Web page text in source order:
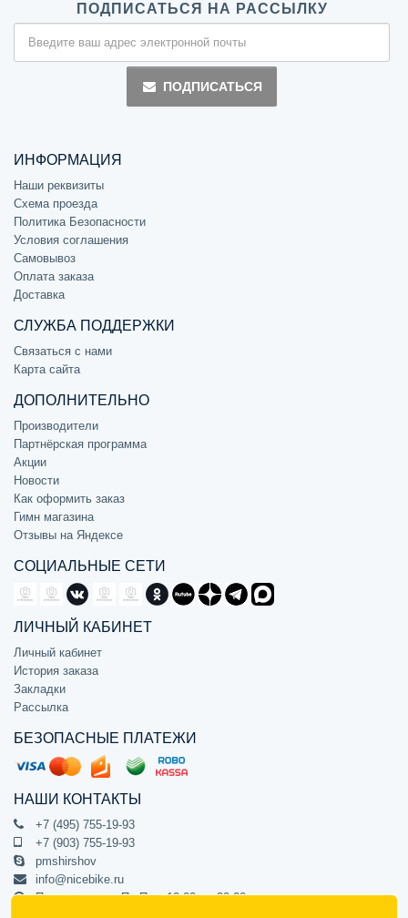
ПОДПИСАТЬСЯ НА РАССЫЛКУ
ПОДПИСАТЬСЯ
ИНФОРМАЦИЯ
Наши реквизиты
Схема проезда
Политика Безопасности
Условия соглашения
Самовывоз
Оплата заказа
Доставка
СЛУЖБА ПОДДЕРЖКИ
Связаться с нами
Карта сайта
ДОПОЛНИТЕЛЬНО
Производители
Партнёрская программа
Акции
Новости
Как оформить заказ
Гимн магазина
Отзывы на Яндексе
СОЦИАЛЬНЫЕ СЕТИ
ЛИЧНЫЙ КАБИНЕТ
Личный кабинет
История заказа
Закладки
Рассылка
БЕЗОПАСНЫЕ ПЛАТЕЖИ
НАШИ КОНТАКТЫ
+7 (495) 755-19-93
+7 (903) 755-19-93
pmshirshov
info@nicebike.ru
Прием звонков Пн-Пт с 10:00 до 20:00